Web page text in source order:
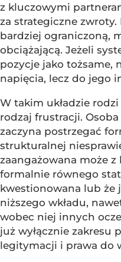
z kluczowymi
za strategiczne
bardziej ograniczoną,
obciążającą. Jeżeli
pozycje jako tożsame,
napięcia, lecz do jego
W takim układzie
rodzaj frustracji.
zaczyna postrzegać
strukturalnej
zaangażowana może
formalnie równego
kwestionowana lub że
niższego wkładu,
wobec niej innych
już wyłącznie zakresu
legitymacji i prawa do